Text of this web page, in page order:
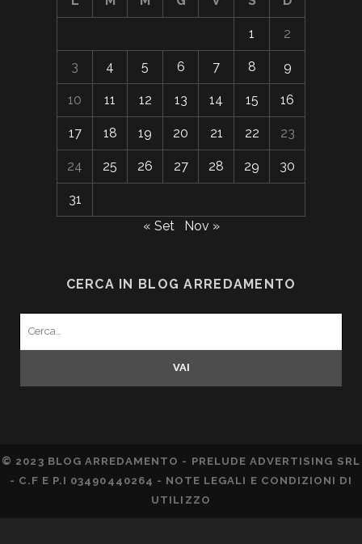
1 2
3 4 5 6 7 8 9
10 11 12 13 14 15 16
17 18 19 20 21 22 23
24 25 26 27 28 29 30
31
« Set
Nov »
CERCA IN BLOG ARREDAMENTO
© 2023 BLOG ARREDAMENTO - PRELUDE ADVERTISING SRL
- C.F E P.I 03490440264 - NOTE LEGALI E CONDIZIONI DI
UTILIZZO